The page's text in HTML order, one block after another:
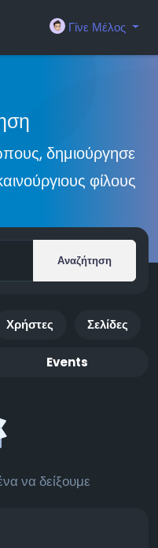
Γίνε Μέλος
δημιούργησε
φίλους
Αναζήτηση
Χρήστες Σελίδες
Events
να δείξουμε